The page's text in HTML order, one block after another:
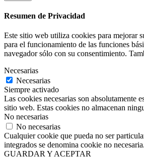
Resumen de Privacidad
Este sitio web utiliza cookies para mejorar
para el funcionamiento de las funciones
navegador sólo con su consentimiento.
Necesarias
Necesarias
Siempre activado
Las cookies necesarias son absolutamente
sitio web. Estas cookies no almacenan
No necesarias
No necesarias
Cualquier cookie que pueda no ser
integrados se denomina cookie no
GUARDAR Y ACEPTAR